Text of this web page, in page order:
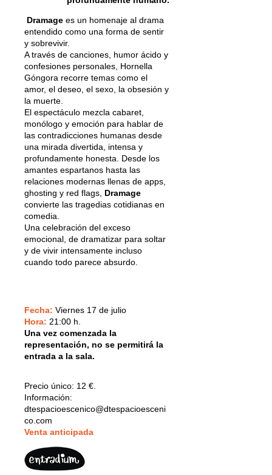
Dramage es un homenaje al drama
entendido como una forma de sentir
y sobrevivir.
A través de canciones, humor ácido y
confesiones personales, Hornella
Góngora recorre temas como el
amor, el deseo, el sexo, la obsesión y
la muerte.
El espectáculo mezcla cabaret,
monólogo y emoción para hablar de
las contradicciones humanas desde
una mirada divertida, intensa y
profundamente honesta. Desde los
amantes espartanos hasta las
relaciones modernas llenas de apps,
ghosting y red flags, Dramage
convierte las tragedias cotidianas en
comedia.
Una celebración del exceso
emocional, de dramatizar para soltar
y de vivir intensamente incluso
cuando todo parece absurdo.
Fecha: Viernes 17 de julio
Hora: 21:00 h.
Una vez comenzada la
representación, no se permitirá la
entrada a la sala.
Precio único: 12 €.
Información:
dtespacioescenico@dtespacioesceni
co.com
Venta anticipada